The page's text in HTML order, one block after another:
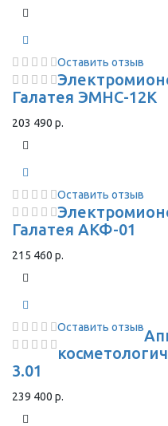
Оставить отзыв
Галатея ЭМНС-12К
203 490 р.
Оставить отзыв
Галатея АКФ-01
215 460 р.
Оставить отзыв
3.01
239 400 р.